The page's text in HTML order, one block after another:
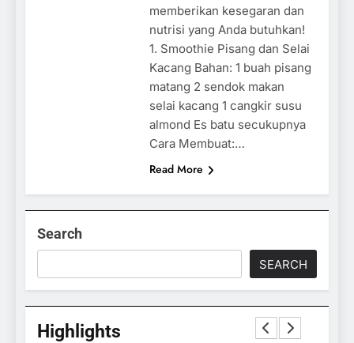
memberikan kesegaran dan
nutrisi yang Anda butuhkan!
1. Smoothie Pisang dan Selai
Kacang Bahan: 1 buah pisang
matang 2 sendok makan
selai kacang 1 cangkir susu
almond Es batu secukupnya
Cara Membuat:…
Read More
Search
SEARCH
Highlights